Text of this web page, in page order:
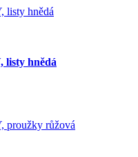
listy hnědá